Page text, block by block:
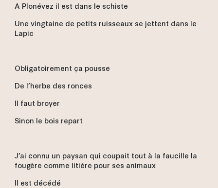
A Plonévez il est dans le schiste
Une vingtaine de petits ruisseaux se jettent dans le
Lapic
Obligatoirement ça pousse
De l’herbe des ronces
Il faut broyer
Sinon le bois repart
J’ai connu un paysan qui coupait tout à la faucille la
fougère comme litière pour ses animaux
Il est décédé